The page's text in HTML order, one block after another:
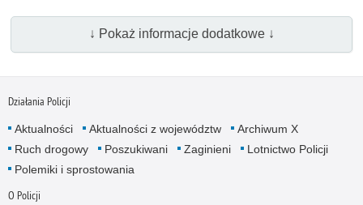
↓ Pokaż informacje dodatkowe ↓
Działania Policji
Aktualności Aktualności z województw
Archiwum X
Ruch drogowy
Poszukiwani Zaginieni
Lotnictwo Policji
Polemiki i sprostowania
O Policji